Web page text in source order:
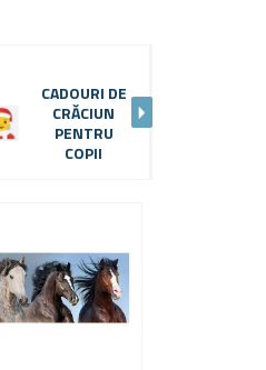
CADOURI DE
CRĂCIUN
PENTRU
COPII